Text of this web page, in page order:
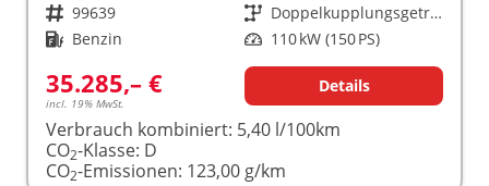
Fahrzeugnr. 99639 Getriebe
Doppelkupplungsgetriebe (DSG)
Kraftstoff Benzin Leistung 110 kW (150 PS)
35.285,– €
incl. 19% MwSt.
Details
Verbrauch kombiniert: 5,40 l/100km
CO2-Klasse: D
CO2-Emissionen: 123,00 g/km